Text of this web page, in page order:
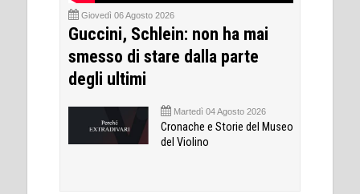
Giovedì 06 Agosto 2026
Guccini, Schlein: non ha mai
smesso di stare dalla parte
degli ultimi
Martedì 04 Agosto 2026
Cronache e Storie del Museo
del Violino